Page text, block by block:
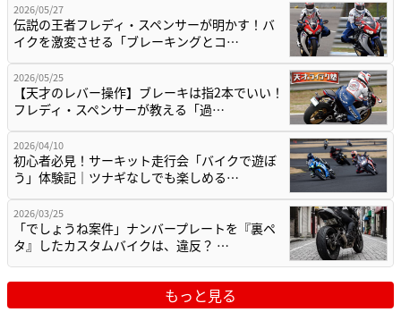
2026/05/27
伝説の王者フレディ・スペンサーが明かす！バ
イクを激変させる「ブレーキングとコ…
2026/05/25
【天才のレバー操作】ブレーキは指2本でいい！
フレディ・スペンサーが教える「過…
2026/04/10
初心者必見！サーキット走行会「バイクで遊ぼ
う」体験記｜ツナギなしでも楽しめる…
2026/03/25
「でしょうね案件」ナンバープレートを『裏ペ
タ』したカスタムバイクは、違反？ …
もっと見る